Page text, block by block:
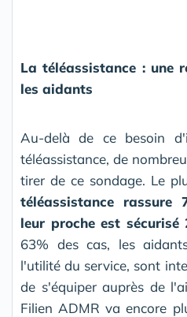
La téléassistance : une
les aidants
Au-delà de ce besoin
téléassistance, de
tirer de ce sondage. Le
téléassistance
leur proche est sécurisé
63% des cas, les
l'utilité du service, sont
de s'équiper auprès de
Filien ADMR va encore